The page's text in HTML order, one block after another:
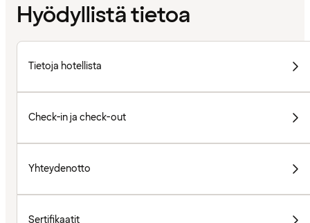
Hyödyllistä tietoa
Tietoja hotellista
Check-in ja check-out
Yhteydenotto
Sertifikaatit